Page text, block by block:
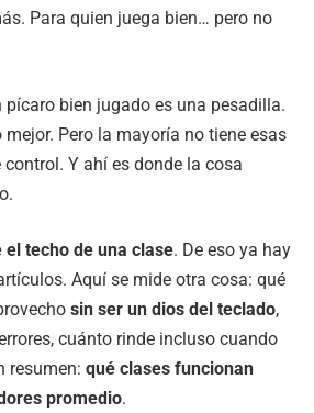
Para quien juega bien… pero no
pícaro bien jugado es una pesadilla.
mejor. Pero la mayoría no tiene esas
control. Y ahí es donde la cosa
el techo de una clase. De eso ya hay
Aquí se mide otra cosa: qué
sin ser un dios del teclado,
cuánto rinde incluso cuando
resumen: qué clases funcionan
promedio.